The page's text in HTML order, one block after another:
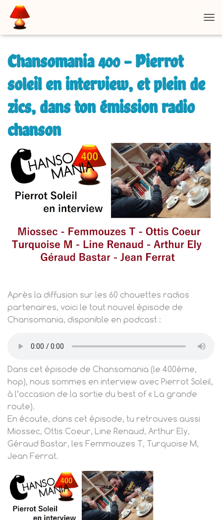
É
G
A
T
I
O
N
Chansomania 400 – Pierrot
soleil en interview, et plein de
zics, dans ton émission radio
chanson
Après la diffusion sur les 60 chouettes radios
partenaires, voici le tout nouvel épisode de
Chansomania, disponible en podcast :
Dans cet épisode de Chansomania (le 400éme,
hop), nous sommes en interview avec Pierrot Soleil,
à l’occasion de la sortie du best of « La grande
route).
En écoute, dans cet épisode, tu retrouves aussi
Miossec, Ottis Coeur, Line Renaud, Arthur Ely,
Géraud Bastar, les Femmouzes T, Turquoise M,
Jean Ferrat.